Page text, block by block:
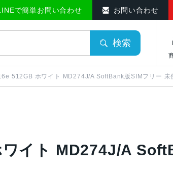
ーケット
で簡単お問い合わせ お問い合わせ
検索
512GB ホワイト MD274J/A SoftBank版SIMフリー 未
イト MD274J/A